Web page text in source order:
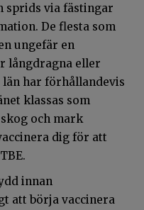
sprids via fästingar
De flesta som
ungefär en
långdragna eller
har förhållandevis
klassas som
och mark
dig för att
innan
att börja vaccinera